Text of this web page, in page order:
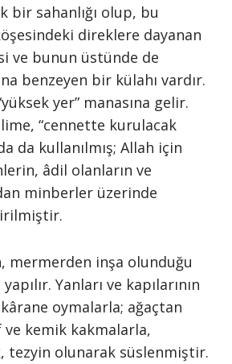
bir sahanlığı olup, bu
direklere dayanan
ve bunun üstünde de
benzeyen bir külahı vardır.
yer” manasına gelir.
“cennette kurulacak
da kullanılmış; Allah için
âdil olanların ve
minberler üzerinde
mermerden inşa olunduğu
Yanları ve kapılarının
oymalarla; ağaçtan
ve kemik kakmalarla,
tezyin olunarak süslenmiştir.